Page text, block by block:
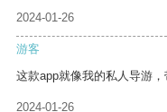
2024-01-26
游客
这款app就像我的私人导游，
2024-01-26